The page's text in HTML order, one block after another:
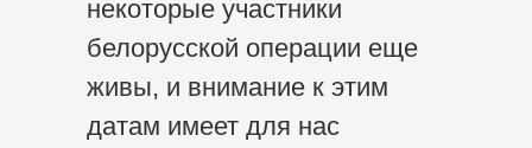
некоторые участники
белорусской операции еще
живы, и внимание к этим
датам имеет для нас